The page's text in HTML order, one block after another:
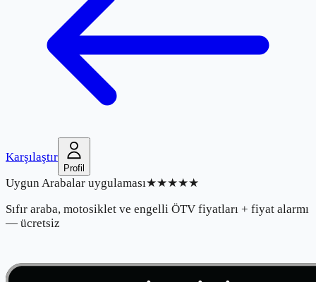
Karşılaştır
Profil
Uygun Arabalar uygulaması★★★★★
Sıfır araba, motosiklet ve engelli ÖTV fiyatları + fiyat alarmı
— ücretsiz